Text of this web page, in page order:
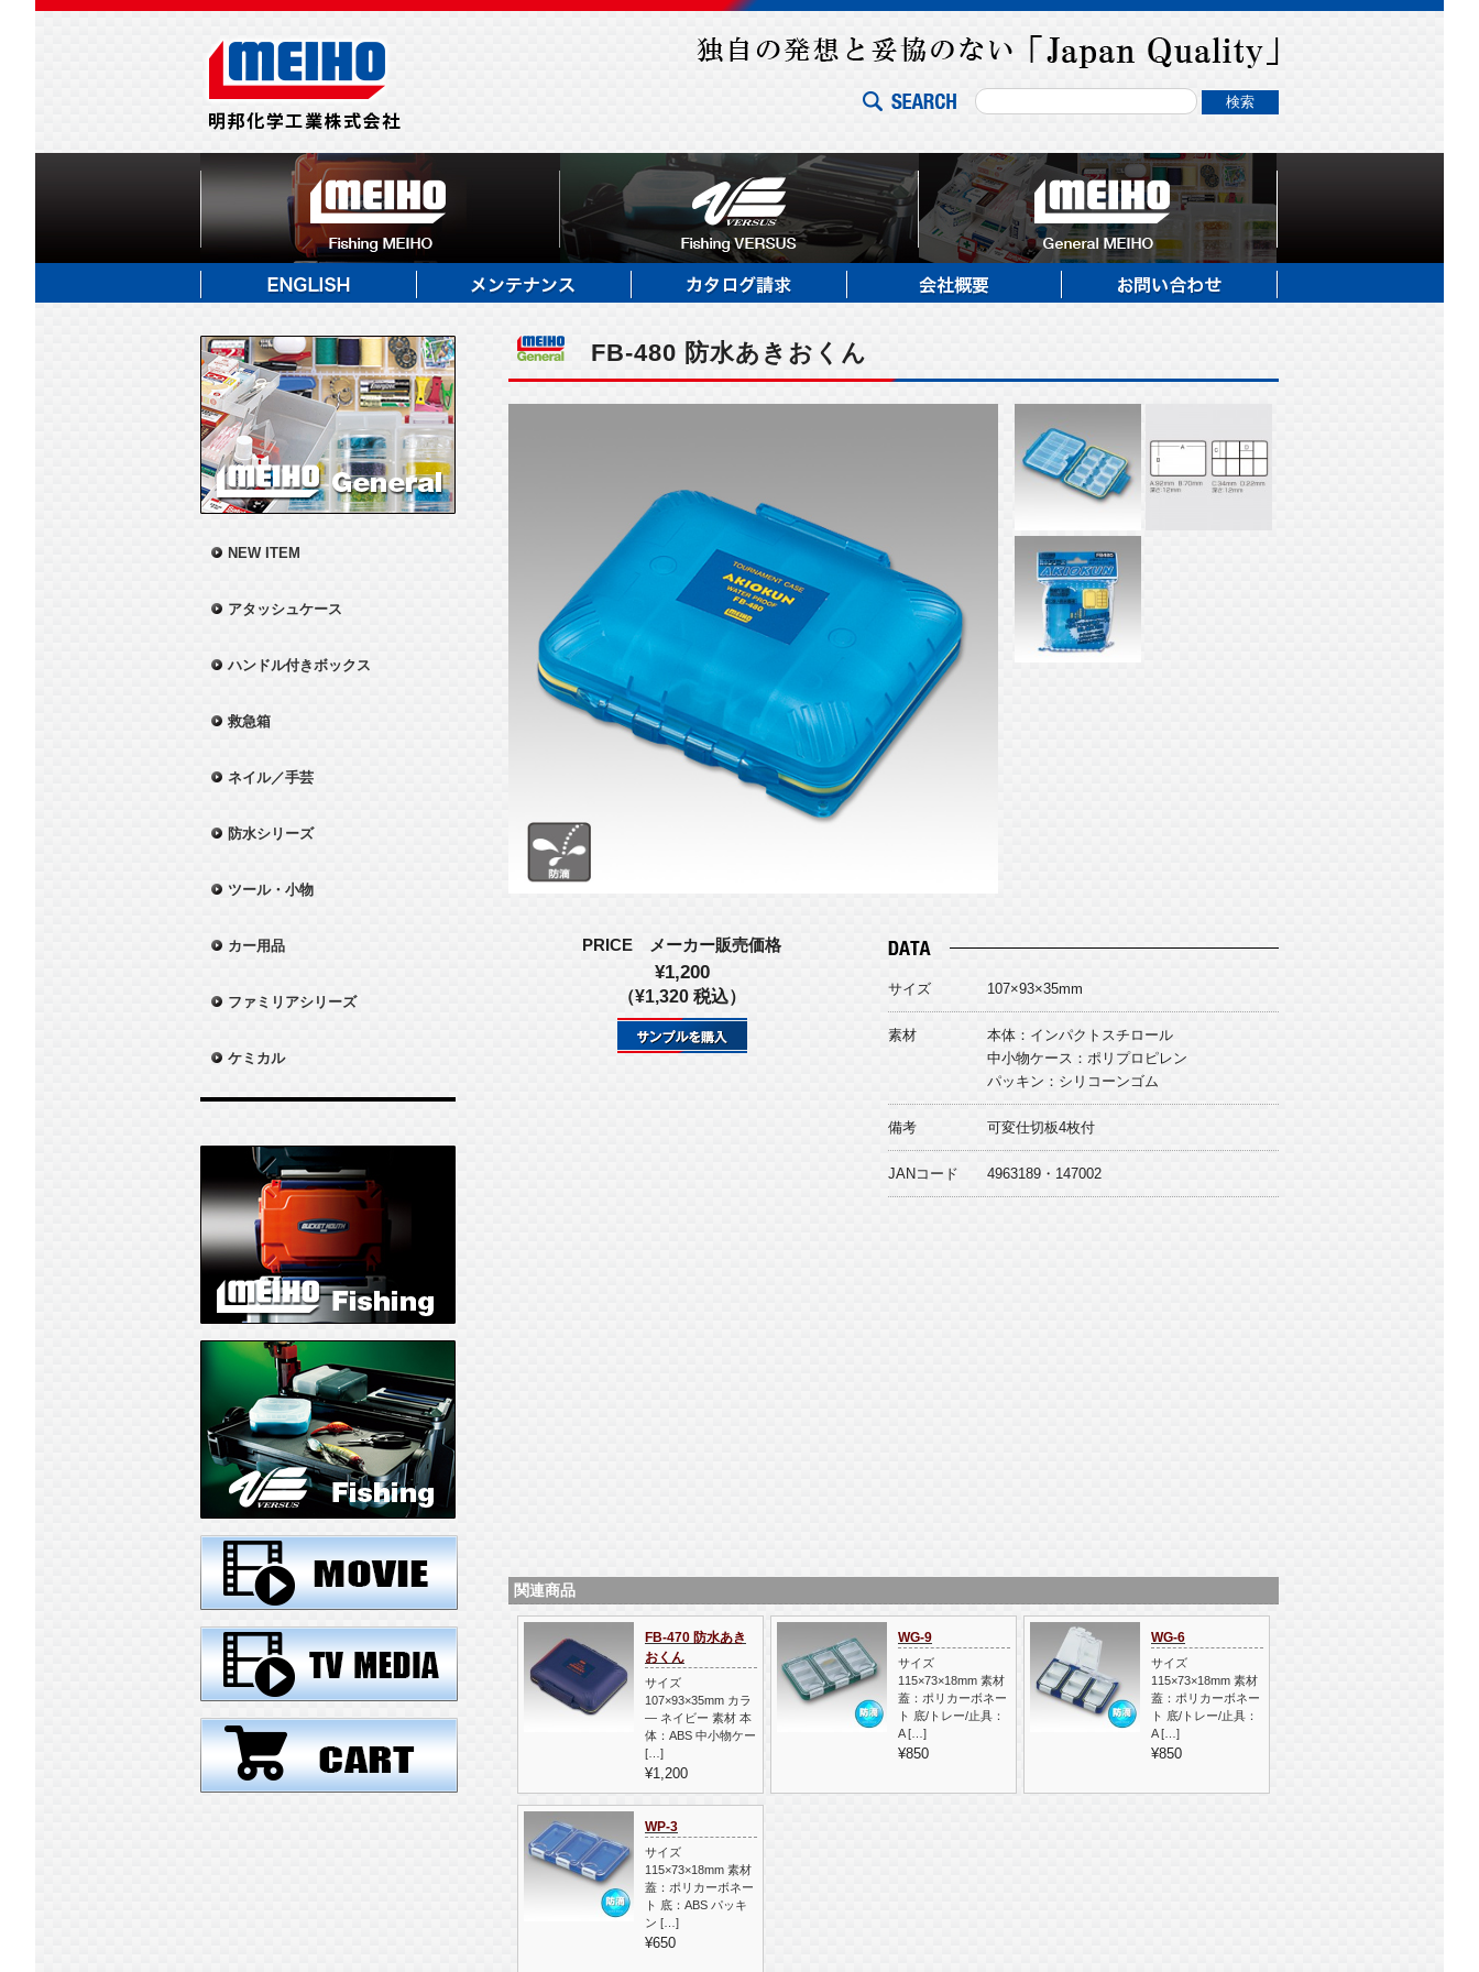
NEW ITEM
アタッシュケース
ハンドル付きボックス
救急箱
ネイル／手芸
防水シリーズ
ツール・小物
カー用品
ファミリアシリーズ
ケミカル
FB-480 防水あきおくん
PRICE メーカー販売価格
¥1,200
（¥1,320 税込） サイズ 107×93×35mm
素材
本体：インパクトスチロール
中小物ケース：ポリプロピレン
パッキン：シリコーンゴム
備考 可変仕切板4枚付
JANコード 4963189・147002
関連商品
FB-470 防水あき
おくん
サイズ
107×93×35mm カラ
― ネイビー 素材 本
体：ABS 中小物ケー
[…]
¥1,200
WG-9
サイズ
115×73×18mm 素材
蓋：ポリカーボネー
ト 底/トレー/止具：
A […]
¥850
WG-6
サイズ
115×73×18mm 素材
蓋：ポリカーボネー
ト 底/トレー/止具：
A […]
¥850
WP-3
サイズ
115×73×18mm 素材
蓋：ポリカーボネー
ト 底：ABS パッキ
ン […]
¥650